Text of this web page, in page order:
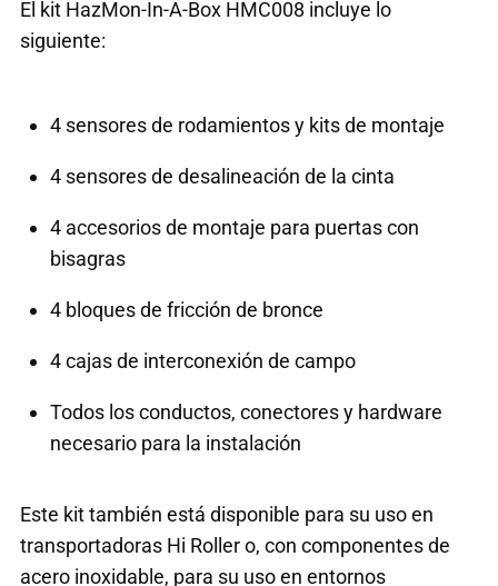
El kit HazMon-In-A-Box HMC008 incluye lo
siguiente:
4 sensores de rodamientos y kits de montaje
4 sensores de desalineación de la cinta
4 accesorios de montaje para puertas con
bisagras
4 bloques de fricción de bronce
4 cajas de interconexión de campo
Todos los conductos, conectores y hardware
necesario para la instalación
Este kit también está disponible para su uso en
transportadoras Hi Roller o, con componentes de
acero inoxidable, para su uso en entornos